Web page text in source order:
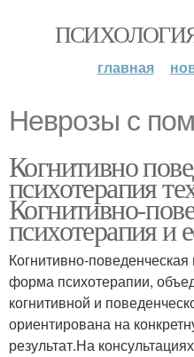
главная
Неврозы с
Когнитивно
психотерапия
Когнитивно-
психотерапия и
Когнитивно-
форма психотерапии,
когнитивной и
ориентирована на
результат.На